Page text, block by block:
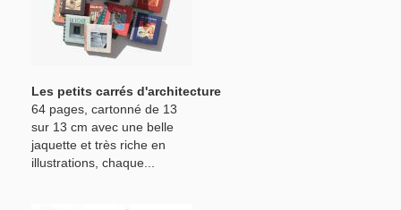
Les petits carrés d'architecture
64 pages, cartonné de 13
sur 13 cm avec une belle
jaquette et très riche en
illustrations, chaque...